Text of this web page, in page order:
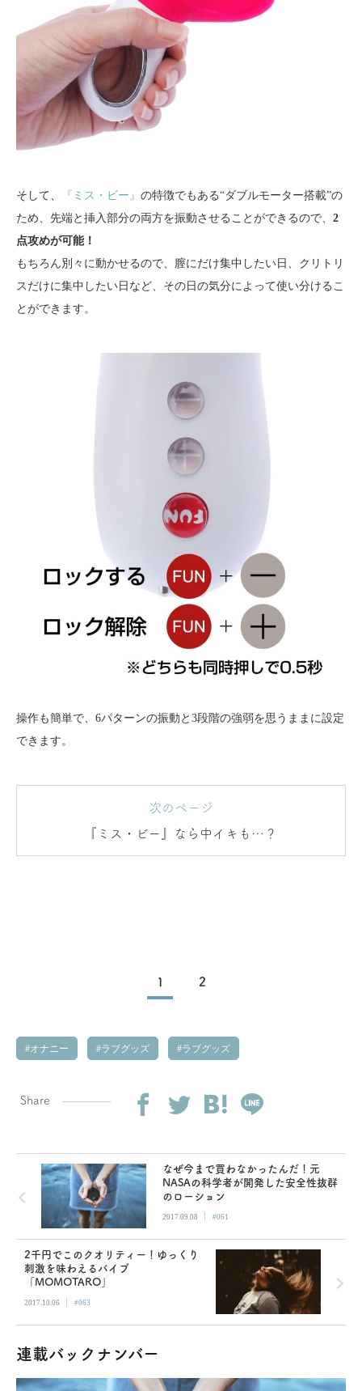
そして、 『ミス・ビー』 の特徴でもある“ダブルモーター搭載”の
ため、先端と挿入部分の両方を振動させることができるので、 2
点攻めが可能！
もちろん別々に動かせるので、膣にだけ集中したい日、クリトリ
スだけに集中したい日など、その日の気分によって使い分けるこ
とができます。
操作も簡単で、6パターンの振動と3段階の強弱を思うままに設定
できます。
次のページ
『ミス・ビー』なら中イキも…？
1 2
オナニー ラブグッズ ラブグッズ
Share
なぜ今まで買わなかったんだ！元
NASAの科学者が開発した安全性抜群
のローション
2017.09.08 | #061
2千円でこのクオリティー！ゆっくり
刺激を味わえるバイブ
「MOMOTARO」
2017.10.06 | #063
連載バックナンバー